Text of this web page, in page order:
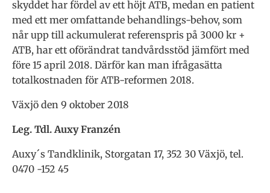
skyddet har fördel av ett höjt ATB, medan en patient
med ett mer omfattande behandlings-behov, som
når upp till ackumulerat referenspris på 3000 kr +
ATB, har ett oförändrat tandvårdsstöd jämfört med
före 15 april 2018. Därför kan man ifrågasätta
totalkostnaden för ATB-reformen 2018.
Växjö den 9 oktober 2018
Leg. Tdl. Auxy Franzén
Auxy´s Tandklinik, Storgatan 17, 352 30 Växjö, tel.
0470 -152 45